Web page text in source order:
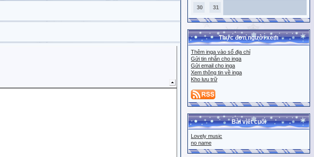
30 31
Thực đơn người xem
Thêm inga vào sổ địa chỉ
Gửi tin nhắn cho inga
Gửi email cho inga
Xem thông tin về inga
Kho lưu trữ
Bài viết cuối
Lovely music
no name